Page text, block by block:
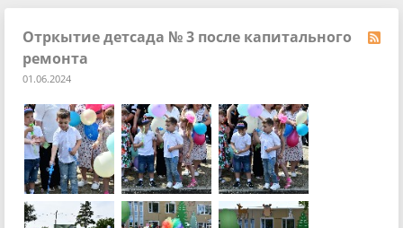
Отркытие детсада № 3 после капитального
ремонта
01.06.2024